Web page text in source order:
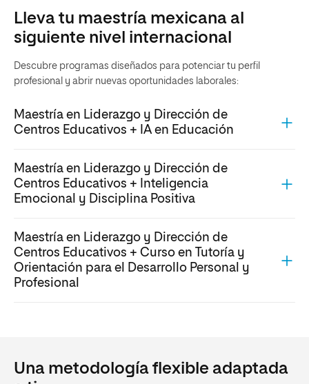
Lleva tu maestría mexicana al
siguiente nivel internacional
Descubre programas diseñados para potenciar tu perfil
profesional y abrir nuevas oportunidades laborales:
Maestría en Liderazgo y Dirección de
Centros Educativos + IA en Educación
Maestría en Liderazgo y Dirección de
Centros Educativos + Inteligencia
Emocional y Disciplina Positiva
Maestría en Liderazgo y Dirección de
Centros Educativos + Curso en Tutoría y
Orientación para el Desarrollo Personal y
Profesional
Una metodología flexible adaptada